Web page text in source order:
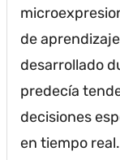
de
desarrollado
predecía
decisiones
en tiempo real.